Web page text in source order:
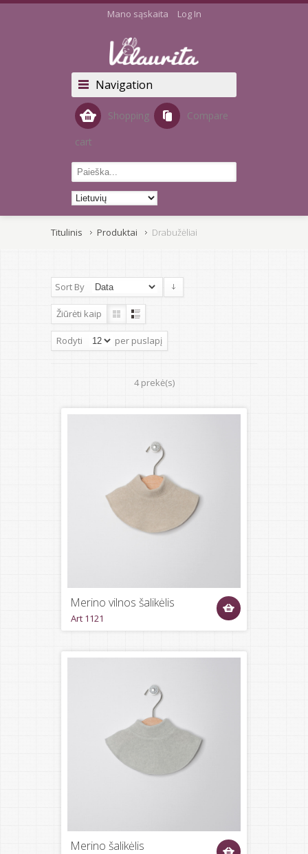
Mano sąskaita Log In
Navigation
Shopping
cart
Compare
Titulinis Produktai Drabužėliai
Sort By
Žiūrėti kaip
Rodyti per puslapį
4 prekė(s)
Merino vilnos šalikėlis
Art 1121
Merino šalikėlis